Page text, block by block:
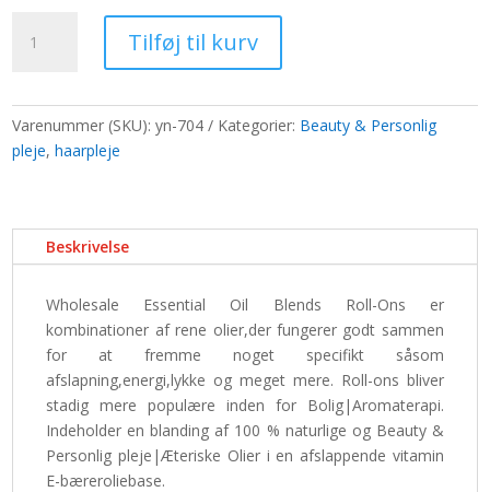
-
Bliv
Tilføj til kurv
Varenummer (SKU):yn-704 Kategorier: Beauty & Personlig
pleje,haarpleje
Beskrivelse
Wholesale Essential Oil Blends Roll-Ons er
kombinationer af rene olier,der fungerer godt sammen
for at fremme noget specifikt såsom
afslapning,energi,lykke og meget mere. Roll-ons bliver
stadig mere populære inden for Bolig|Aromaterapi.
Indeholder en blanding af 100 % naturlige og Beauty &
Personlig pleje|Æteriske Olier i en afslappende vitamin
E-bæreroliebase.